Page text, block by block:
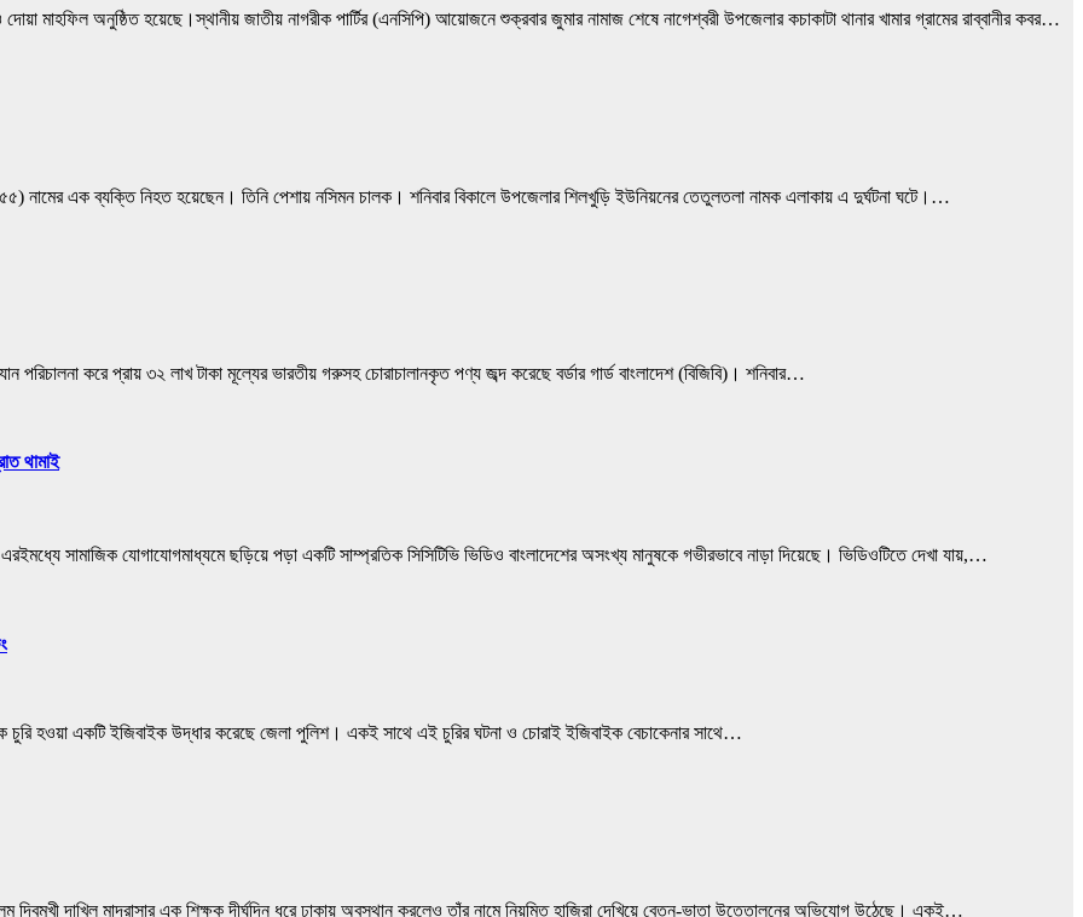
মাহফিল অনুষ্ঠিত হয়েছে।স্থানীয় জাতীয় নাগরীক পার্টির (এনসিপি) আয়োজনে শুক্রবার জুমার নামাজ শেষে নাগেশ্বরী উপজেলার কচাকাটা থানার খামার গ্রামের রাব্বানীর কবর…
নামের এক ব্যক্তি নিহত হয়েছেন। তিনি পেশায় নসিমন চালক। শনিবার বিকালে উপজেলার শিলখুড়ি ইউনিয়নের তেতুলতলা নামক এলাকায় এ দুর্ঘটনা ঘটে।…
পরিচালনা করে প্রায় ৩২ লাখ টাকা মূল্যের ভারতীয় গরুসহ চোরাচালানকৃত পণ্য জব্দ করেছে বর্ডার গার্ড বাংলাদেশ (বিজিবি)। শনিবার…
থামাই
সামাজিক যোগাযোগমাধ্যমে ছড়িয়ে পড়া একটি সাম্প্রতিক সিসিটিভি ভিডিও বাংলাদেশের অসংখ্য মানুষকে গভীরভাবে নাড়া দিয়েছে। ভিডিওটিতে দেখা যায়,…
চুরি হওয়া একটি ইজিবাইক উদ্ধার করেছে জেলা পুলিশ। একই সাথে এই চুরির ঘটনা ও চোরাই ইজিবাইক বেচাকেনার সাথে…
দাখিল মাদ্রাসার এক শিক্ষক দীর্ঘদিন ধরে ঢাকায় অবস্থান করলেও তাঁর নামে নিয়মিত হাজিরা দেখিয়ে বেতন-ভাতা উত্তোলনের অভিযোগ উঠেছে। একই…